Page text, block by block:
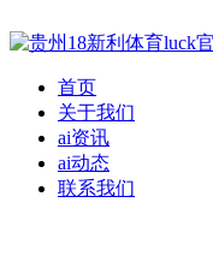
首页
关于我们
ai资讯
ai动态
联系我们